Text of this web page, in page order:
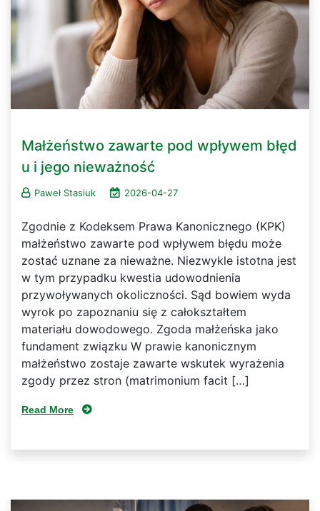
Małżeństwo zawarte pod wpływem błęd
u i jego nieważność
Paweł Stasiuk 2026-04-27
Zgodnie z Kodeksem Prawa Kanonicznego (KPK)
małżeństwo zawarte pod wpływem błędu może
zostać uznane za nieważne. Niezwykle istotna jest
w tym przypadku kwestia udowodnienia
przywoływanych okoliczności. Sąd bowiem wyda
wyrok po zapoznaniu się z całokształtem
materiału dowodowego. Zgoda małżeńska jako
fundament związku W prawie kanonicznym
małżeństwo zostaje zawarte wskutek wyrażenia
zgody przez stron (matrimonium facit […]
Read More